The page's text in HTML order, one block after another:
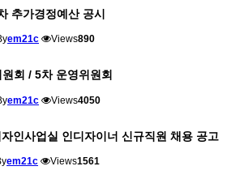
추가경정예산 공시
em21c Views890
회 / 5차 운영위원회
em21c Views4050
인사업실 인디자이너 신규직원 채용 공고
em21c Views1561